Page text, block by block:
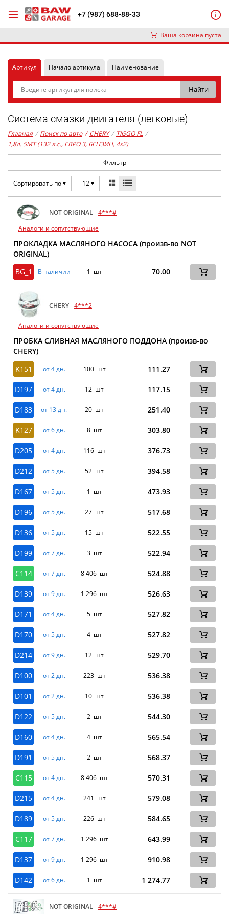
+7 (987) 688-88-33
Ваша корзина пуста
Артикул Начало артикула Наименование
Система смазки двигателя (легковые)
Главная / Поиск по авто / CHERY / TIGGO FL /
1,8л. 5MT (132 л.с., ЕВРО 3, БЕНЗИН, 4x2)
Фильтр
Сортировать по 12
NOT ORIGINAL 4***#
Аналоги и сопутствующие
ПРОКЛАДКА МАСЛЯНОГО НАСОСА (произв-во NOT
ORIGINAL)
BG_1
В наличии 1 шт 70.00
CHERY 4***2
Аналоги и сопутствующие
ПРОБКА СЛИВНАЯ МАСЛЯНОГО ПОДДОНА (произв-во
CHERY)
K151
от 4 дн. 100 шт 111.27
D197 от 4 дн. 12 шт 117.15
D183 от 13 дн. 20 шт 251.40
K127 от 6 дн. 8 шт 303.80
D205 от 4 дн. 116 шт 376.73
D212 от 5 дн. 52 шт 394.58
D167 от 5 дн. 1 шт 473.93
D196 от 5 дн. 27 шт 517.68
D136 от 5 дн. 15 шт 522.55
D199 от 7 дн. 3 шт 522.94
C114 от 7 дн. 8 406 шт 524.88
D139 от 9 дн. 1 296 шт 526.63
D171 от 4 дн. 5 шт 527.82
D170 от 5 дн. 4 шт 527.82
D214 от 9 дн. 12 шт 529.70
D100 от 2 дн. 223 шт 536.38
D101 от 2 дн. 10 шт 536.38
D122 от 5 дн. 2 шт 544.30
D160 от 4 дн. 4 шт 565.54
D191 от 5 дн. 2 шт 568.37
C115 от 4 дн. 8 406 шт 570.31
D215 от 4 дн. 241 шт 579.08
D189 от 5 дн. 226 шт 584.65
C117 от 7 дн. 1 296 шт 643.99
D137 от 9 дн. 1 296 шт 910.98
D142 от 6 дн. 1 шт 1 274.77
NOT ORIGINAL 4***#